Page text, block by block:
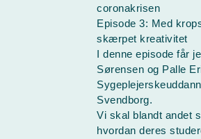
coronakrisen
Episode 3: Med
skærpet kreativitet
I denne episode får
Sørensen og Palle
Svendborg.
Vi skal blandt andet
hvordan deres